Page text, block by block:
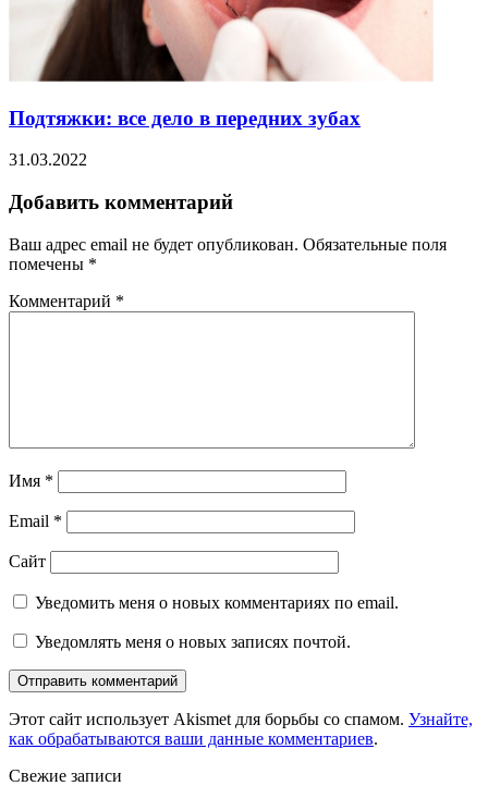
Подтяжки: все дело в передних зубах
31.03.2022
Добавить комментарий
Ваш адрес email не будет опубликован. Обязательные поля
помечены *
Комментарий *
Имя *
Email *
Сайт
Уведомить меня о новых комментариях по email.
Уведомлять меня о новых записях почтой.
Этот сайт использует Akismet для борьбы со спамом. Узнайте,
как обрабатываются ваши данные комментариев.
Свежие записи